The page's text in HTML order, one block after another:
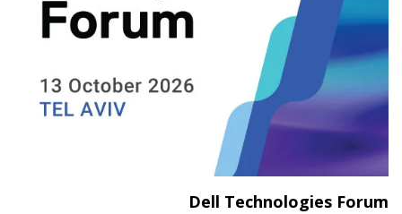
Dell Technologies Forum